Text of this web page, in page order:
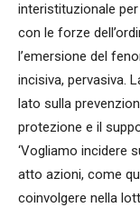
interistituzionale
con le forze
l’emersione del
incisiva, pervasiva.
lato sulla
protezione e il
‘Vogliamo incidere
atto azioni, come
coinvolgere nella